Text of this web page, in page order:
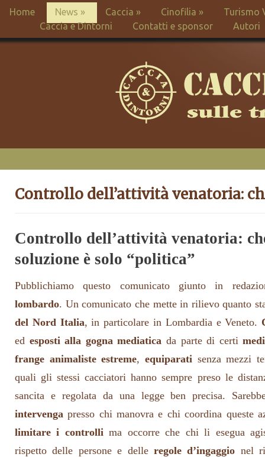
Home News » Caccia » Cinofilia »
Turismo
Caccia e Dintorni
Contatti e sponsor Autori
Controllo dell’attività venatoria:
Controllo dell’attività venatoria:
soluzione è solo “politica”
Pubblichiamo questo comunicato giunto in
lombardo. Un comunicato che mette in rilievo quanto
del Nord Italia, in particolare in Lombardia e Veneto.
ed esposti alla gogna mediatica da parte di certi
frange animaliste estreme,equiparati senza mezzi
quali gli stessi cacciatori hanno sempre preso le
sancita e regolata da una legge ben precisa.
intervenga presso chi manovra e chi coordina queste
limitare i controllima occorre che chi li esegua
rispetto delle persone e delleregole d’ingaggio nel